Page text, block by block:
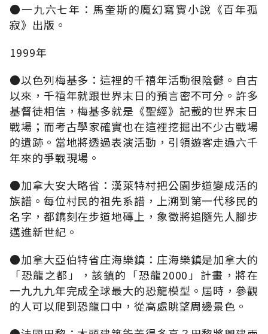
●一九六七年：馬奎斯的魔幻寫實小說《百年孤
寂》出版。
1999年
●以色列梅基多：這裡的千禧年活動很陰鬱。自古
以來，千禧年就跟世界末日的預言密不可分。許多
基督徒相信，梅基多就是《聖經》記載的世界末日
戰場；而考古學家確實也在這裡挖掘出不少古戰場
的遺跡。當地將透過表演活動，引領遊客走過六千
年來的爭戰現場。
●加拿大安大略省：漢萊特村把公園步道變成活的
族譜。每位村民的祖先系譜，上溯到第一代移民的
名字，都鐫刻在步道地磚上，象徵將追隨先人腳步
邁進新世紀。
●加拿大亞伯特省庄海樂鎮：庄海樂鎮是加拿大的
「恐龍之都」，該鎮的「恐龍2000」計畫，將在
一九九九年完成全球最大的恐龍模型。屆時，參觀
的人可以爬到恐龍口中，從高處眺望周邊景色。